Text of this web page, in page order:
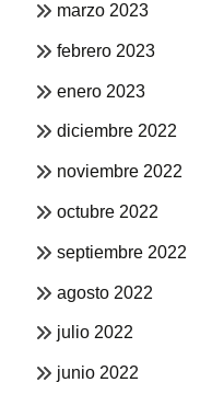
marzo 2023
febrero 2023
enero 2023
diciembre 2022
noviembre 2022
octubre 2022
septiembre 2022
agosto 2022
julio 2022
junio 2022